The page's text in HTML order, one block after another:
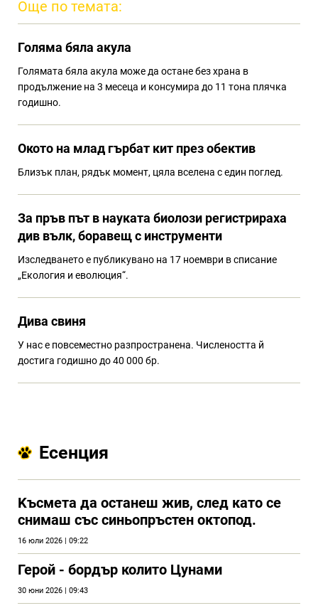
Още по темата:
Голяма бяла акула
Голямата бяла акула може да остане без храна в
продължение на 3 месеца и консумира до 11 тона плячка
годишно.
Окото на млад гърбат кит през обектив
Близък план, рядък момент, цяла вселена с един поглед.
За пръв път в науката биолози регистрираха
див вълк, боравещ с инструменти
Изследването е публикувано на 17 ноември в списание
„Екология и еволюция“.
Дива свиня
У нас е повсеместно разпространена. Числеността й
достига годишно до 40 000 бр.
Есенция
Kъсмета да останеш жив, след като се
снимаш със синьопръстен октопод.
16 юли 2026 | 09:22
Герой - бордър колито Цунами
30 юни 2026 | 09:43